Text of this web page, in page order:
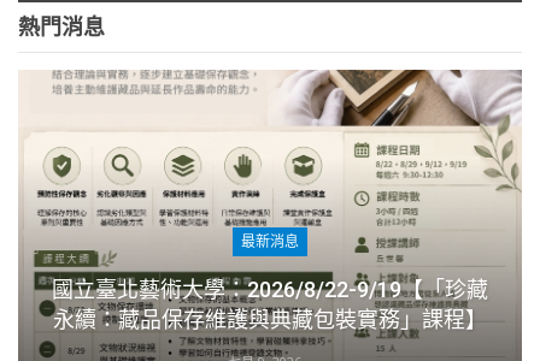
熱門消息
最新消息
國立臺北藝術大學：2026/8/22-9/19【「珍藏
永續：藏品保存維護與典藏包裝實務」課程】